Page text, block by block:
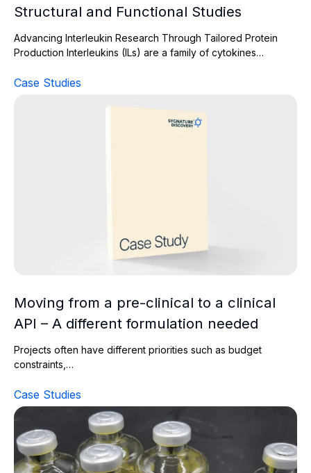
Structural and Functional Studies
Advancing Interleukin Research Through Tailored Protein
Production Interleukins (ILs) are a family of cytokines…
Case Studies
Moving from a pre-clinical to a clinical
API – A different formulation needed
Projects often have different priorities such as budget
constraints,…
Case Studies
Form and Formulation to the rescue